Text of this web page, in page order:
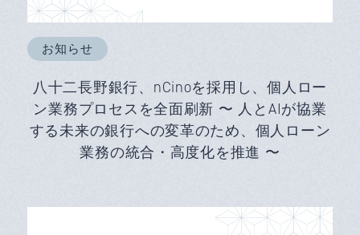
お知らせ
八十二長野銀行、nCinoを採用し、個人ロー
ン業務プロセスを全面刷新 〜 人とAIが協業
する未来の銀行への変革のため、個人ローン
業務の統合・高度化を推進 〜